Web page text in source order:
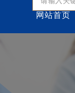
网站首页